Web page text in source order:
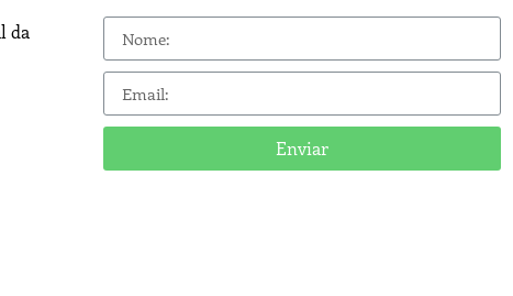
da
Enviar